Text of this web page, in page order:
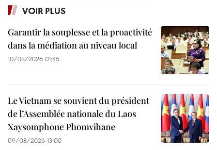
VOIR PLUS
Garantir la souplesse et la proactivité
dans la médiation au niveau local
10/08/2026 01:45
Le Vietnam se souvient du président
de l’Assemblée nationale du Laos
Xaysomphone Phomvihane
09/08/2026 13:00